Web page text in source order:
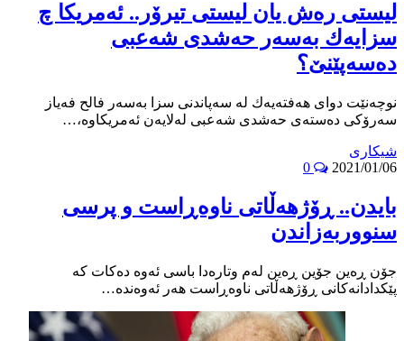
لیستى ره‌ش یان لیستى تیرۆر.. ئه‌مریكا چ
سزایه‌ك به‌سه‌ر حه‌شدى شه‌عبى
ده‌سه‌پێنێ؟
نوچه‌نێت دواى هه‌فته‌یه‌ك له‌ سه‌پاندنى سزا به‌سه‌ر فالح فه‌یاز
سه‌رۆكى ده‌سته‌ى حه‌شدى شه‌عبى له‌لایه‌ن ئه‌مریكاوه‌،…
شیکاری
2021/01/06
بایدن.. ڕۆژهەڵاتی ناوەڕاست و پرسی
سنووربەزاندن
جۆن ڕەین جۆین ڕەین لەم وتارەدا باسی ئەوە دەکات کە
پێکدادانەکانی ڕۆژهەڵاتی ناوەڕاست هەر ئەوەندە…